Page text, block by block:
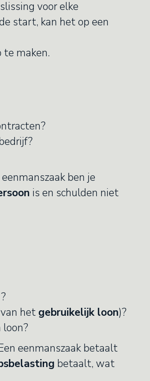
voor elke
start, kan het op een
te maken.
ben je
is en schulden niet
?
het gebruikelijk loon)?
eenmanszaak betaalt
betaalt, wat